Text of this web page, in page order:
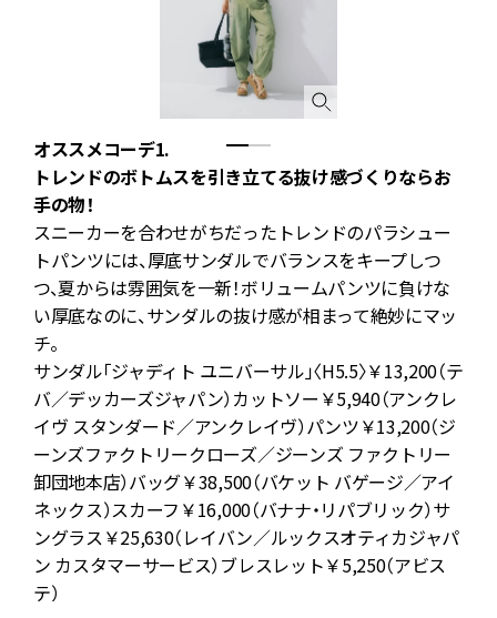
オススメコーデ1.
トレンドのボトムスを引き立てる抜け感づくりならお
手の物！
スニーカーを合わせがちだったトレンドのパラシュー
トパンツには、厚底サンダルでバランスをキープしつ
つ、夏からは雰囲気を一新！ボリュームパンツに負けな
い厚底なのに、サンダルの抜け感が相まって絶妙にマッ
チ。
サンダル「ジャディト ユニバーサル」〈H5.5〉￥13,200（テ
バ／デッカーズジャパン）カットソー￥5,940（アンクレ
イヴ スタンダード／アンクレイヴ）パンツ￥13,200（ジ
ーンズファクトリークローズ／ジーンズ ファクトリー
卸団地本店）バッグ￥38,500（バケット バゲージ／アイ
ネックス）スカーフ￥16,000（バナナ・リパブリック）サ
ングラス￥25,630（レイバン／ルックスオティカジャパ
ン カスタマーサービス）ブレスレット￥5,250（アビス
テ）